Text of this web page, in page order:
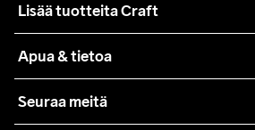
Lisää tuotteita Craft
Yhteistyöt
Lehdistö
Apua & tietoa
Käyttöehdot
Seuraa meitä